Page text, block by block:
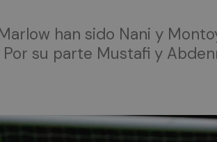
han sido Nani y
su parte Mustafi y